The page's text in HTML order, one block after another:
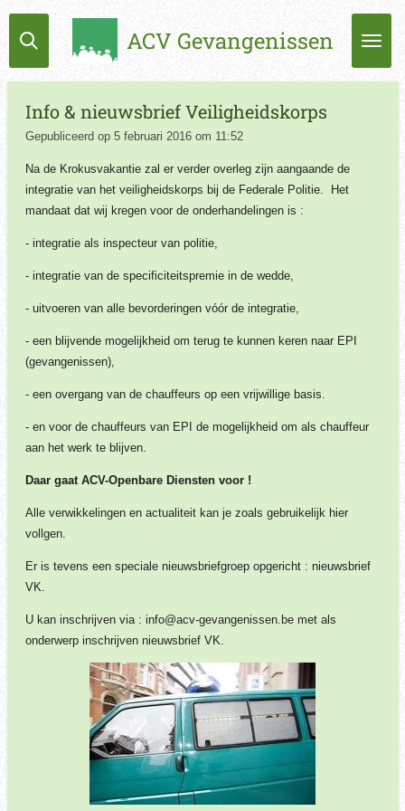
Ga
direct
de
hoofdinhoud
ACV Gevangenissen
Info & nieuwsbrief Veiligheidskorps
Gepubliceerd op 5 februari 2016 om 11:52
Na de Krokusvakantie zal er verder overleg zijn aangaande de
integratie van het veiligheidskorps bij de Federale Politie.
Het
mandaat dat wij kregen voor de onderhandelingen is :
- integratie als inspecteur van politie,
- integratie van de specificiteitspremie in de wedde,
- uitvoeren van alle bevorderingen vóór de integratie,
- een blijvende mogelijkheid om terug te kunnen keren naar EPI
(gevangenissen),
- een overgang van de chauffeurs op een vrijwillige basis.
- en voor de chauffeurs van EPI de mogelijkheid om als chauffeur
aan het werk te blijven.
Daar gaat ACV-Openbare Diensten voor !
Alle verwikkelingen en actualiteit kan je zoals gebruikelijk hier
vollgen.
Er is tevens een speciale nieuwsbriefgroep opgericht : nieuwsbrief
VK.
U kan inschrijven via : info@acv-gevangenissen.be met als
onderwerp inschrijven nieuwsbrief VK.